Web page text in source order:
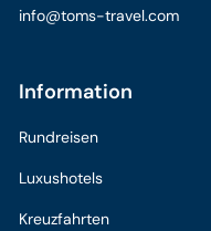
info@toms-travel.com
Information
Rundreisen
Luxushotels
Kreuzfahrten